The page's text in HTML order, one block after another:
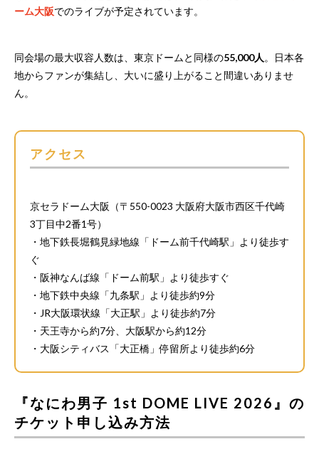
ーム大阪でのライブが予定されています。
同会場の最大収容人数は、東京ドームと同様の55,000人 。日本各
地からファンが集結し、大いに盛り上がること間違いありませ
ん。
アクセス
京セラドーム大阪（〒550-0023 大阪府大阪市西区千代崎
3丁目中2番1号）
・地下鉄長堀鶴見緑地線「ドーム前千代崎駅」より徒歩す
ぐ
・阪神なんば線「ドーム前駅」より徒歩すぐ
・地下鉄中央線「九条駅」より徒歩約9分
・JR大阪環状線「大正駅」より徒歩約7分
・天王寺から約7分、大阪駅から約12分
・大阪シティバス「大正橋」停留所より徒歩約6分
『なにわ男子 1st DOME LIVE 2026』の
チケット申し込み方法